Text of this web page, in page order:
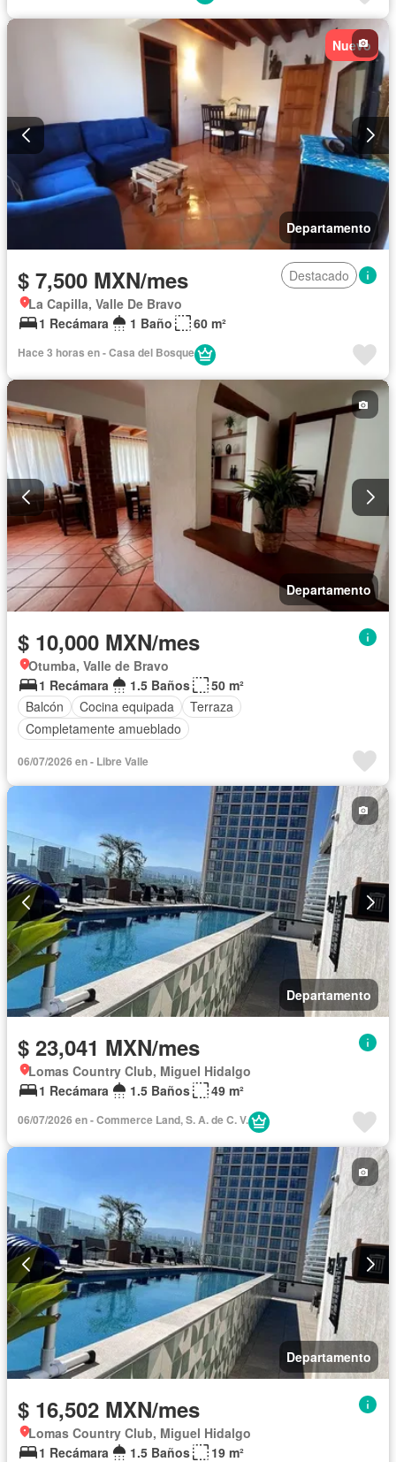
Nuevo
Departamento
$ 7,500 MXN/mes
Destacado
La Capilla, Valle De Bravo
1 Recámara
1 Baño 60 m²
Hace 3 horas en - Casa del Bosque
Departamento
$ 10,000 MXN/mes
Otumba, Valle de Bravo
1 Recámara
1.5 Baños
50 m²
Balcón
Cocina equipada
Terraza
Completamente amueblado
06/07/2026 en - Libre Valle
Departamento
$ 23,041 MXN/mes
Lomas Country Club, Miguel Hidalgo
1 Recámara
1.5 Baños 49 m²
06/07/2026 en - Commerce Land, S. A. de C. V.
Departamento
$ 16,502 MXN/mes
Lomas Country Club, Miguel Hidalgo
1 Recámara
1.5 Baños 19 m²